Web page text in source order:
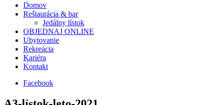
Domov
Reštaurácia & bar
Jedálny lístok
OBJEDNAJ ONLINE
Ubytovanie
Rekreácia
Kariéra
Kontakt
Facebook